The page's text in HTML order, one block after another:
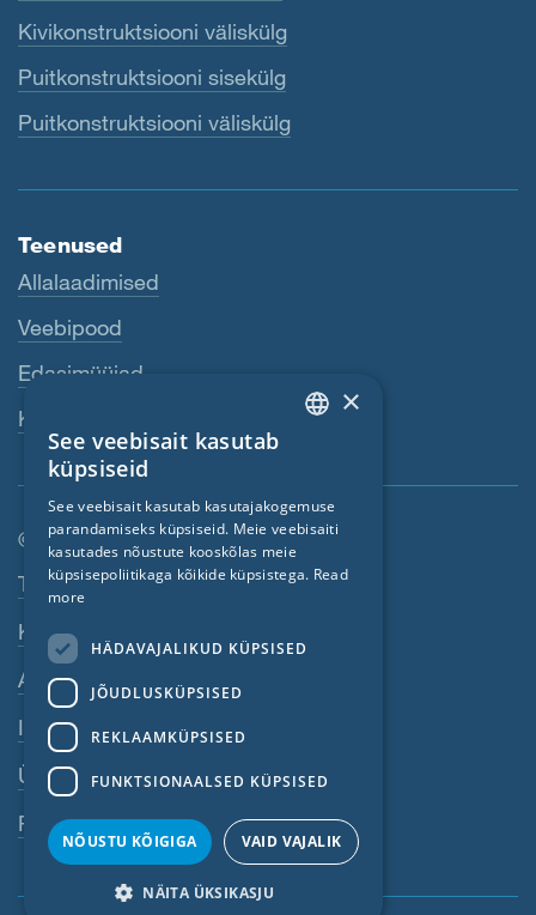
Kivikonstruktsiooni väliskülg
Puitkonstruktsiooni sisekülg
Puitkonstruktsiooni väliskülg
Teenused
Allalaadimised
Veebipood
Edasimüüjad
Kontaktisik
© SIGA 2026
Jaluse navigeerimisriba
Töökohad
Kontakt
Andmekaitse põhimõtted
Impressum
ÜKT
Rikkumistest teavitamine
FRENCH
CZECH
LATVIAN
POLISH
NORWEGIAN
×
See veebisait kasutab
küpsiseid
See veebisait kasutab kasutajakogemuse
parandamiseks küpsiseid. Meie veebisaiti
kasutades nõustute kooskõlas meie
küpsisepoliitikaga kõikide küpsistega. Read
more
HÄDAVAJALIKUD KÜPSISED
JÕUDLUSKÜPSISED
REKLAAMKÜPSISED
FUNKTSIONAALSED KÜPSISED
NÕUSTU KÕIGIGA VAID VAJALIK
NÄITA ÜKSIKASJU